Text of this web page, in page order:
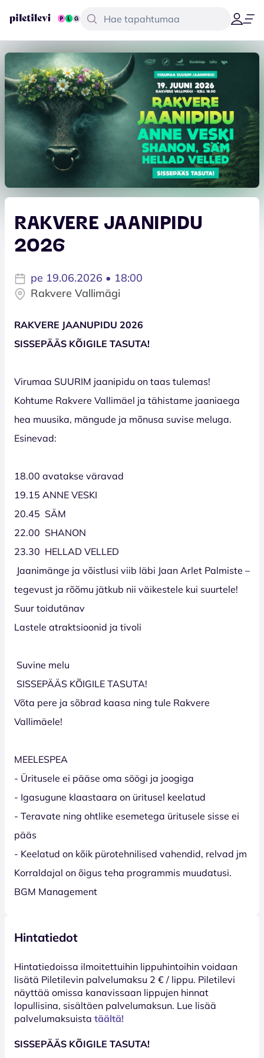
RAKVERE JAANIPIDU
2026
pe 19.06.2026 • 18:00
Rakvere Vallimägi
RAKVERE JAANUPIDU 2026
SISSEPÄÄS KÕIGILE TASUTA!
Virumaa SUURIM jaanipidu on taas tulemas!
Kohtume Rakvere Vallimäel ja tähistame jaaniaega
hea muusika, mängude ja mõnusa suvise meluga.
Esinevad:
18.00 avatakse väravad
19.15 ANNE VESKI
20.45 SÄM
22.00 SHANON
23.30 HELLAD VELLED
Jaanimänge ja võistlusi viib läbi Jaan Arlet Palmiste –
tegevust ja rõõmu jätkub nii väikestele kui suurtele!
Suur toidutänav
Lastele atraktsioonid ja tivoli
Suvine melu
SISSEPÄÄS KÕIGILE TASUTA!
Võta pere ja sõbrad kaasa ning tule Rakvere
Vallimäele!
MEELESPEA
- Üritusele ei pääse oma söögi ja joogiga
- Igasugune klaastaara on üritusel keelatud
- Teravate ning ohtlike esemetega üritusele sisse ei
pääs
- Keelatud on kõik pürotehnilised vahendid, relvad jm
Korraldajal on õigus teha programmis muudatusi.
BGM Management
Hintatiedot
Hinta­tiedoissa ilmoitettuihin lippuhintoihin voidaan
lisätä Piletilevin palvelumaksu 2 € / lippu. Piletilevi
näyttää omissa kanavissaan lippujen hinnat
lopullisina, sisältäen palvelumaksun. Lue lisää
palvelumaksuista täältä!
SISSEPÄÄS KÕIGILE TASUTA!